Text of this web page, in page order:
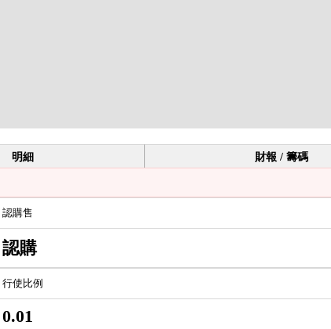
明細 財報 / 籌碼
認購售
認購
行使比例
0.01